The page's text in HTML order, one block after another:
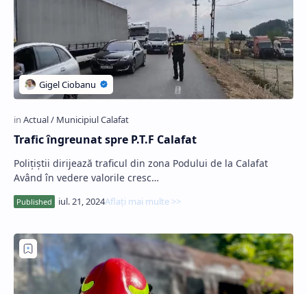
Trafic îngreunat spre P.T.F Calafat
Polițiștii dirijează traficul din zona Podului de la Calafat
Având în vedere valorile cresc…